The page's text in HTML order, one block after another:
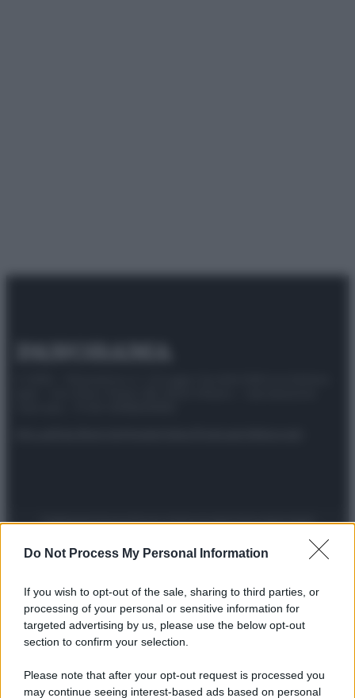
Do Not Process My Personal Information
If you wish to opt-out of the sale, sharing to third parties, or
processing of your personal or sensitive information for
targeted advertising by us, please use the below opt-out
section to confirm your selection.
Please note that after your opt-out request is processed you
may continue seeing interest-based ads based on personal
Preferenze PrivacyPrivacy PolicyCookie PolicyNote legali